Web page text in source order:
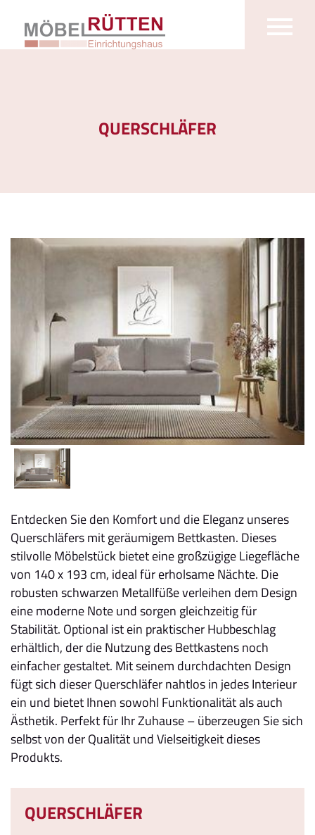
QUERSCHLÄFER
Entdecken Sie den Komfort und die Eleganz unseres
Querschläfers mit geräumigem Bettkasten. Dieses
stilvolle Möbelstück bietet eine großzügige Liegefläche
von 140 x 193 cm, ideal für erholsame Nächte. Die
robusten schwarzen Metallfüße verleihen dem Design
eine moderne Note und sorgen gleichzeitig für
Stabilität. Optional ist ein praktischer Hubbeschlag
erhältlich, der die Nutzung des Bettkastens noch
einfacher gestaltet. Mit seinem durchdachten Design
fügt sich dieser Querschläfer nahtlos in jedes Interieur
ein und bietet Ihnen sowohl Funktionalität als auch
Ästhetik. Perfekt für Ihr Zuhause – überzeugen Sie sich
selbst von der Qualität und Vielseitigkeit dieses
Produkts.
QUERSCHLÄFER